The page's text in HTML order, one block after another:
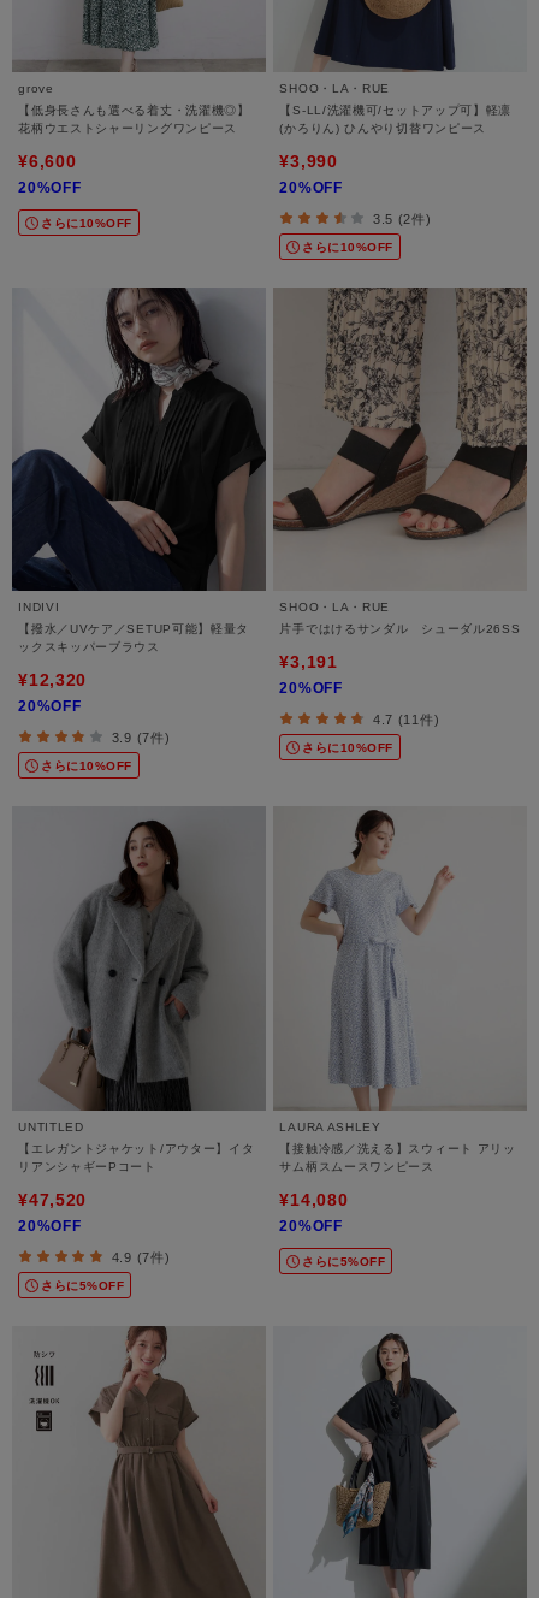
grove
【低身長さんも選べる着丈・洗濯機◎】
花柄ウエストシャーリングワンピース
¥6,600
20%OFF
さらに10%OFF
SHOO・LA・RUE
【S-LL/洗濯機可/セットアップ可】軽凛
(かろりん) ひんやり切替ワンピース
¥3,990
20%OFF
3.5 (2件)
さらに10%OFF
INDIVI
【撥水／UVケア／SETUP可能】軽量タ
ックスキッパーブラウス
¥12,320
20%OFF
3.9 (7件)
さらに10%OFF
SHOO・LA・RUE
片手ではけるサンダル シューダル26SS
¥3,191
20%OFF
4.7 (11件)
さらに10%OFF
UNTITLED
【エレガントジャケット/アウター】イタ
リアンシャギーPコート
¥47,520
20%OFF
4.9 (7件)
さらに5%OFF
LAURA ASHLEY
【接触冷感／洗える】スウィート アリッ
サム柄スムースワンピース
¥14,080
20%OFF
さらに5%OFF